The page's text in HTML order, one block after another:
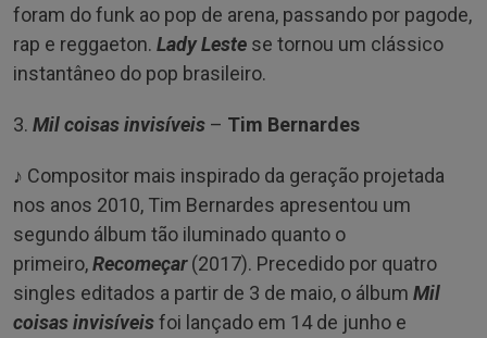
foram do funk ao pop de arena, passando por pagode,
rap e reggaeton. Lady Leste se tornou um clássico
instantâneo do pop brasileiro.
3. Mil coisas invisíveis – Tim Bernardes
♪ Compositor mais inspirado da geração projetada
nos anos 2010, Tim Bernardes apresentou um
segundo álbum tão iluminado quanto o
primeiro,Recomeçar(2017). Precedido por quatro
singles editados a partir de 3 de maio, o álbum Mil
coisas invisíveisfoi lançado em 14 de junho e